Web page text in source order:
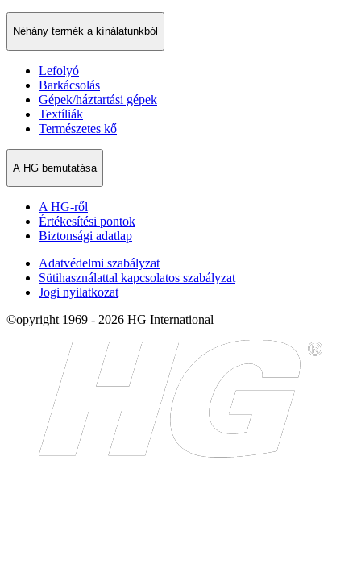
Néhány termék a kínálatunkból
Lefolyó
Barkácsolás
Gépek/háztartási gépek
Textíliák
Természetes kő
A HG bemutatása
A HG-ről
Értékesítési pontok
Biztonsági adatlap
Adatvédelmi szabályzat
Sütihasználattal kapcsolatos szabályzat
Jogi nyilatkozat
©opyright 1969 - 2026 HG International